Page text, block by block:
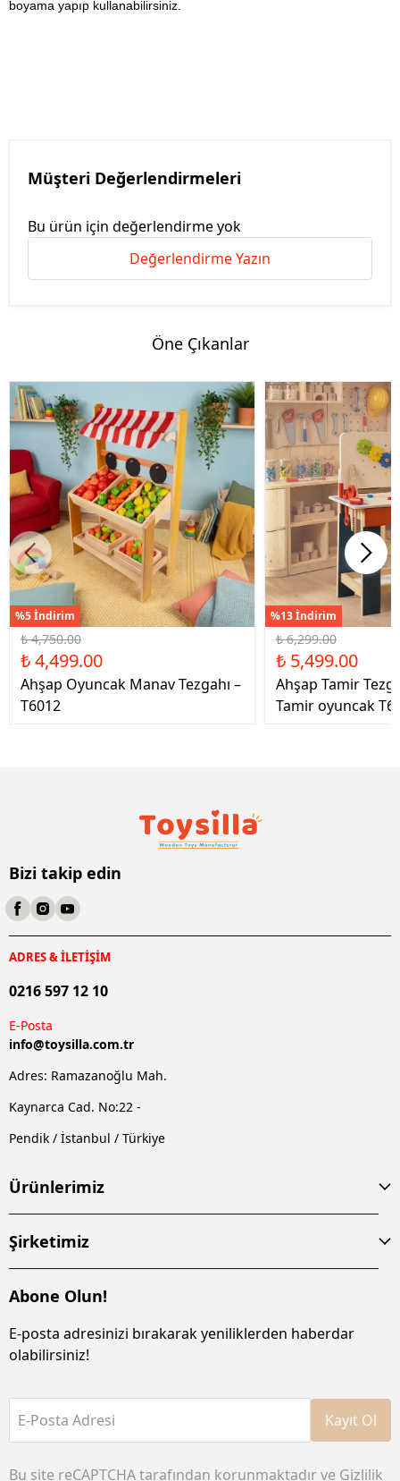
boyama yapıp kullanabilirsiniz.
Müşteri Değerlendirmeleri
Bu ürün için değerlendirme yok
Değerlendirme Yazın
Öne Çıkanlar
%5 İndirim
₺ 4,750.00
₺ 4,499.00
Ahşap Oyuncak Manav Tezgahı –
T6012
%13 İndirim
₺ 6,299.00
₺ 5,499.00
Ahşap Tamir
Tamir oyuncak
Bizi takip edin
ADRES & İLETİŞİM
0216 597 12 10
E-Posta
info@toysilla.com.tr
Adres: Ramazanoğlu Mah.
Kaynarca Cad. No:22 -
Pendik / İstanbul / Türkiye
Ürünlerimiz
Şirketimiz
Abone Olun!
E-posta adresinizi bırakarak yeniliklerden haberdar
olabilirsiniz!
E-Posta Adresi Kayıt Ol
Bu site reCAPTCHA tarafından korunmaktadır ve Gizlilik